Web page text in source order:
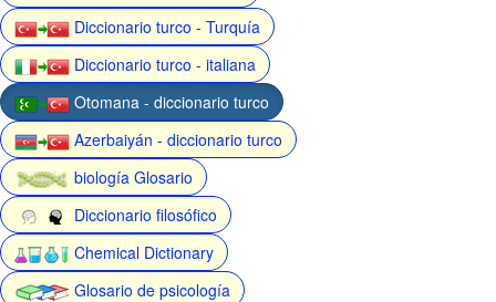
Diccionario turco - Turquía
Diccionario turco - italiana
Otomana - diccionario turco
Azerbaiyán - diccionario turco
biología Glosario
Diccionario filosófico
Chemical Dictionary
Glosario de psicología